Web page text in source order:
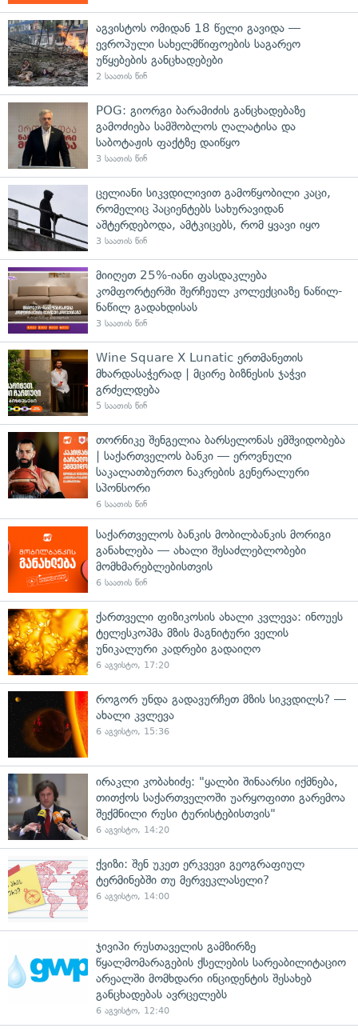
აგვისტოს ომიდან 18 წელი გავიდა —
ევროპული სახელმწიფოების საგარეო
უწყებების განცხადებები
2 საათის წინ
POG: გიორგი ბარამიძის განცხადებაზე
გამოძიება სამშობლოს ღალატისა და
საბოტაჟის ფაქტზე დაიწყო
3 საათის წინ
ცელიანი სიკვდილივით გამოწყობილი კაცი,
რომელიც პაციენტებს სახურავიდან
აშტერდებოდა, ამტკიცებს, რომ ყვავი იყო
3 საათის წინ
მიიღეთ 25%-იანი ფასდაკლება
კომფორტერში შერჩეულ კოლექციაზე ნაწილ-
ნაწილ გადახდისას
3 საათის წინ
Wine Square X Lunatic ერთმანეთის
მხარდასაჭერად | მცირე ბიზნესის ჯაჭვი
გრძელდება
5 საათის წინ
თორნიკე შენგელია ბარსელონას ემშვიდობება
| საქართველოს ბანკი — ეროვნული
საკალათბურთო ნაკრების გენერალური
სპონსორი
6 საათის წინ
საქართველოს ბანკის მობილბანკის მორიგი
განახლება — ახალი შესაძლებლობები
მომხმარებლებისთვის
6 საათის წინ
ქართველი ფიზიკოსის ახალი კვლევა: ინოუეს
ტელესკოპმა მზის მაგნიტური ველის
უნიკალური კადრები გადაიღო
6 აგვისტო, 17:20
როგორ უნდა გადავურჩეთ მზის სიკვდილს? —
ახალი კვლევა
6 აგვისტო, 15:36
ირაკლი კობახიძე: "ყალბი შინაარსი იქმნება,
თითქოს საქართველოში უარყოფითი გარემოა
შექმნილი რუსი ტურისტებისთვის"
6 აგვისტო, 14:20
ქვიზი: შენ უკეთ ერკვევი გეოგრაფიულ
ტერმინებში თუ მერვეკლასელი?
6 აგვისტო, 14:00
ჯივიპი რუსთაველის გამზირზე
წყალმომარაგების ქსელების სარეაბილიტაციო
არეალში მომხდარი ინციდენტის შესახებ
განცხადებას ავრცელებს
6 აგვისტო, 12:40